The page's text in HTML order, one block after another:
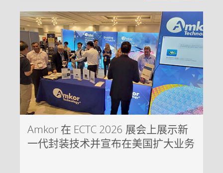
Amkor 在 ECTC 2026 展会上展示新
一代封装技术并宣布在美国扩大业务